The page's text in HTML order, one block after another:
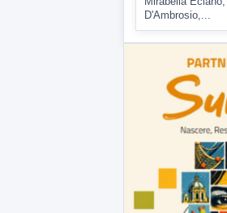
Tirata del
D'Ambrosio:
L'assessore
Mirabella
D'Ambrosio,...